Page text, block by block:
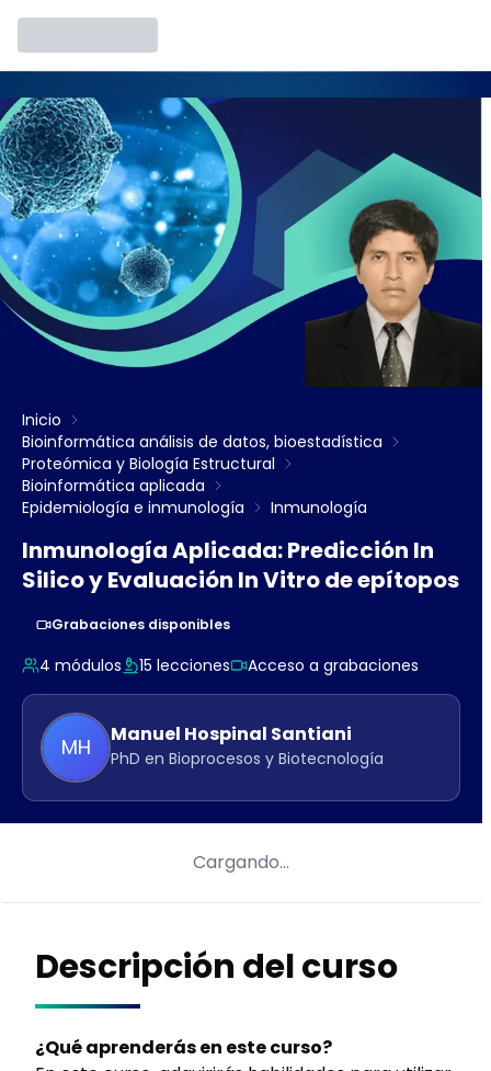
Descripción del curso
¿Qué aprenderás en este curso?
Inicio
Bioinformática análisis de datos, bioestadística
Proteómica y Biología Estructural
Bioinformática aplicada
Epidemiología e inmunología
Inmunología
Inmunología Aplicada: Predicción In
Silico y Evaluación In Vitro de epítopos
Grabaciones disponibles
4 módulos 15 lecciones Acceso a grabaciones
MH Manuel Hospinal Santiani
PhD en Bioprocesos y Biotecnología
Cargando…